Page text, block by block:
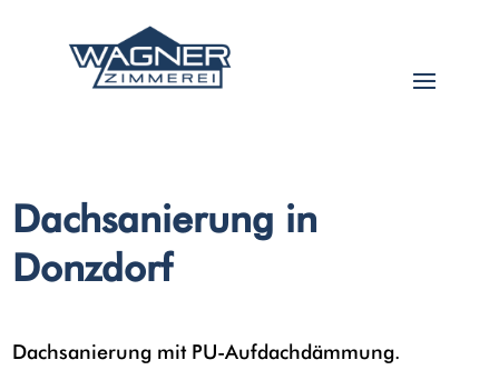
Dachsanierung in
Donzdorf
Dachsanierung mit PU-Aufdachdämmung.